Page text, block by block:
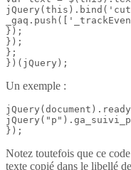
});
});
};
})(jQuery);
Un exemple :
});
Notez toutefois que ce
texte copié dans le libellé